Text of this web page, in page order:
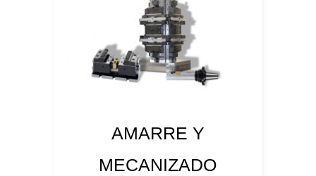
AMARRE Y
MECANIZADO